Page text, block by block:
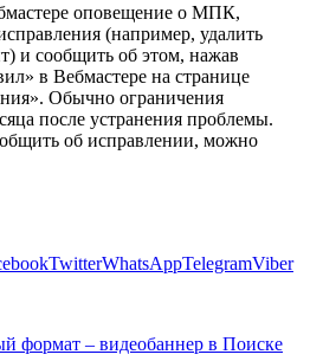
оповещение о МПК,
(например, удалить
и сообщить об этом, нажав
в Вебмастере на странице
Обычно ограничения
после устранения проблемы.
об исправлении, можно
TwitterWhatsAppTelegramViber
формат – видеобаннер в Поиске